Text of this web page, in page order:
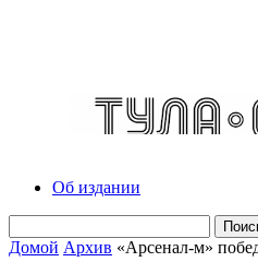
Об издании
Домой Архив «Арсенал-м»